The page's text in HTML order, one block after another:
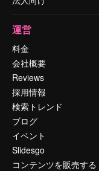
運営
料金
会社概要
Reviews
採用情報
検索トレンド
ブログ
イベント
Slidesgo
コンテンツを販売する